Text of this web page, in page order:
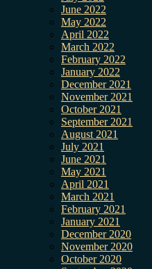
June 2022
May 2022
April 2022
March 2022
February 2022
January 2022
December 2021
November 2021
October 2021
September 2021
August 2021
July 2021
June 2021
May 2021
April 2021
March 2021
February 2021
January 2021
December 2020
November 2020
October 2020